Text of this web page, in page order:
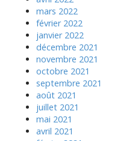
mars 2022
février 2022
janvier 2022
décembre 2021
novembre 2021
octobre 2021
septembre 2021
août 2021
juillet 2021
mai 2021
avril 2021